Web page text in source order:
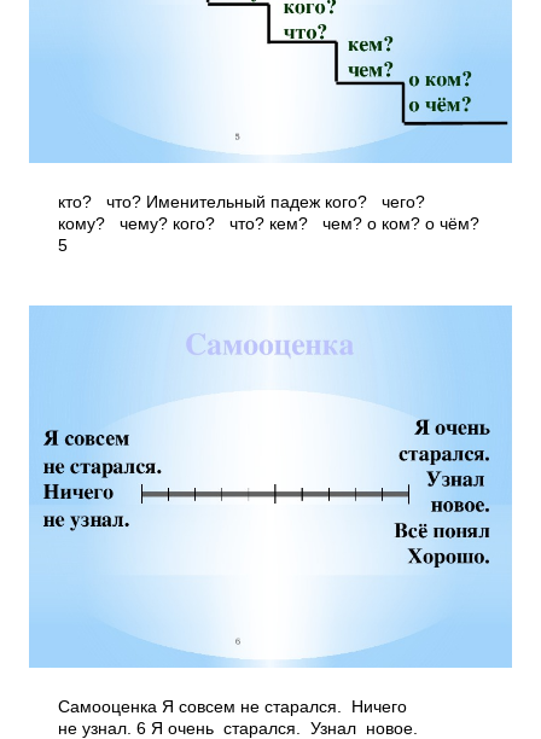
кто? что? Именительный падеж кого? чего?
кому? чему? кого? что? кем? чем? о ком? о чём?
5
Самооценка Я совсем не старался. Ничего
не узнал. 6 Я очень старался. Узнал новое.